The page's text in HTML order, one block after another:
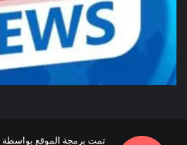
تمت برمجة الموقع بواسطة